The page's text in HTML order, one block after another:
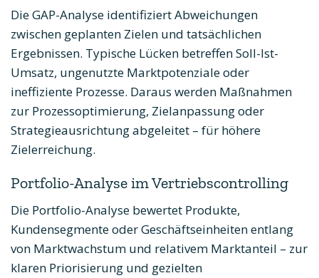
Die GAP-Analyse identifiziert Abweichungen
zwischen geplanten Zielen und tatsächlichen
Ergebnissen. Typische Lücken betreffen Soll-Ist-
Umsatz, ungenutzte Marktpotenziale oder
ineffiziente Prozesse. Daraus werden Maßnahmen
zur Prozessoptimierung, Zielanpassung oder
Strategieausrichtung abgeleitet – für höhere
Zielerreichung.
Portfolio-Analyse im Vertriebscontrolling
Die Portfolio-Analyse bewertet Produkte,
Kundensegmente oder Geschäftseinheiten entlang
von Marktwachstum und relativem Marktanteil – zur
klaren Priorisierung und gezielten